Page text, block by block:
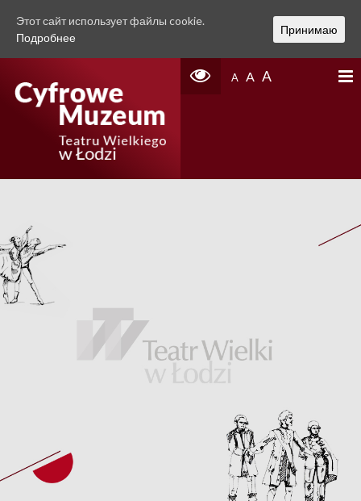
A A A
Этот сайт использует файлы cookie.
Подробнее
Принимаю